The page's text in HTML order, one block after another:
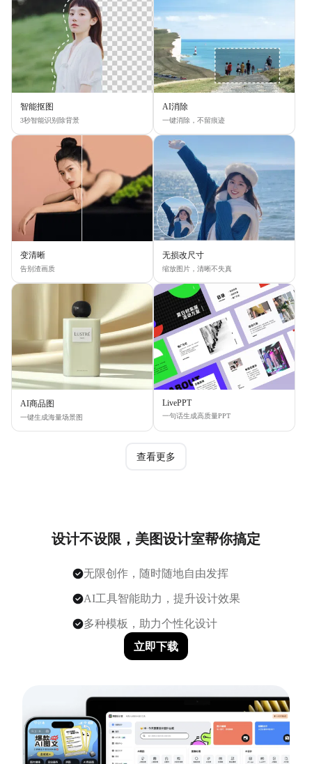
智能抠图
3秒智能识别除背景
AI消除
一键消除，不留痕迹
变清晰
告别渣画质
无损改尺寸
缩放图片，清晰不失真
AI商品图
一键生成海量场景图
LivePPT
一句话生成高质量PPT
查看更多
设计不设限，美图设计室帮你搞定
无限创作，随时随地自由发挥
AI工具智能助力，提升设计效果
多种模板，助力个性化设计
立即下载